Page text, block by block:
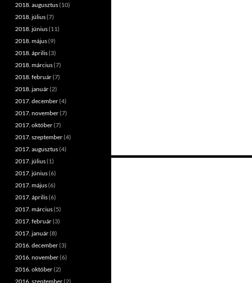
2018. augusztus(10)
2018. július(7)
2018. június(11)
2018. május(9)
2018. április(3)
2018. március(7)
2018. február(7)
2018. január(2)
2017. december(4)
2017. november(7)
2017. október(7)
2017. szeptember(4)
2017. augusztus(4)
2017. július(1)
2017. június(6)
2017. május(6)
2017. április(6)
2017. március(5)
2017. február(3)
2017. január(8)
2016. december(3)
2016. november(6)
2016. október(2)
2016. szeptember(2)